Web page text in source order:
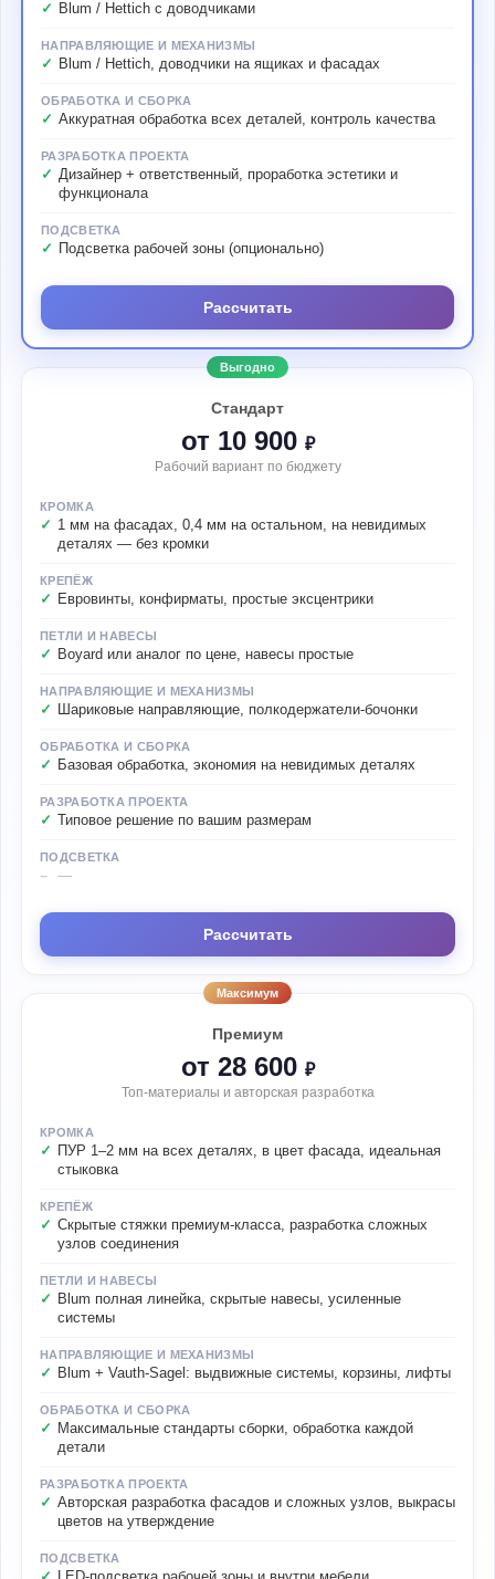
Выгодно
Стандарт
от 10 900 ₽
Рабочий вариант по бюджету
КРОМКА
1 мм на фасадах, 0,4 мм на остальном, на невидимых
деталях — без кромки
КРЕПЁЖ
Евровинты, конфирматы, простые эксцентрики
ПЕТЛИ И НАВЕСЫ
Boyard или аналог по цене, навесы простые
НАПРАВЛЯЮЩИЕ И МЕХАНИЗМЫ
Шариковые направляющие, полкодержатели-бочонки
ОБРАБОТКА И СБОРКА
Базовая обработка, экономия на невидимых деталях
РАЗРАБОТКА ПРОЕКТА
Типовое решение по вашим размерам
ПОДСВЕТКА
—
Рассчитать
Blum / Hettich с доводчиками
НАПРАВЛЯЮЩИЕ И МЕХАНИЗМЫ
Blum / Hettich, доводчики на ящиках и фасадах
ОБРАБОТКА И СБОРКА
Аккуратная обработка всех деталей, контроль качества
РАЗРАБОТКА ПРОЕКТА
Дизайнер + ответственный, проработка эстетики и
функционала
ПОДСВЕТКА
Подсветка рабочей зоны (опционально)
Рассчитать
Максимум
Премиум
от 28 600 ₽
Топ-материалы и авторская разработка
КРОМКА
ПУР 1–2 мм на всех деталях, в цвет фасада, идеальная
стыковка
КРЕПЁЖ
Скрытые стяжки премиум-класса, разработка сложных
узлов соединения
ПЕТЛИ И НАВЕСЫ
Blum полная линейка, скрытые навесы, усиленные
системы
НАПРАВЛЯЮЩИЕ И МЕХАНИЗМЫ
Blum + Vauth-Sagel: выдвижные системы, корзины, лифты
ОБРАБОТКА И СБОРКА
Максимальные стандарты сборки, обработка каждой
детали
РАЗРАБОТКА ПРОЕКТА
Авторская разработка фасадов и сложных узлов, выкрасы
цветов на утверждение
ПОДСВЕТКА